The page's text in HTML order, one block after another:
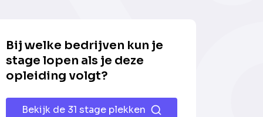
Bij welke bedrijven kun je
stage lopen als je deze
opleiding volgt?
Bekijk de 31 stage plekken